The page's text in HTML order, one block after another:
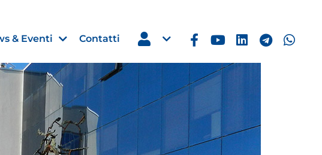
& Eventi Contatti